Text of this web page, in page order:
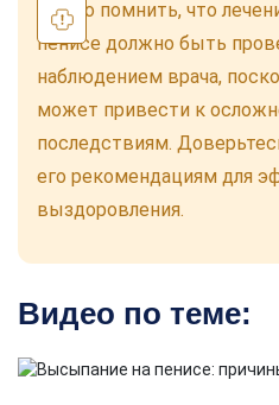
Важно помнить, что
пенисе должно быть
наблюдением врача,
может привести к
последствиям.
его рекомендациям для
выздоровления.
Видео по теме: